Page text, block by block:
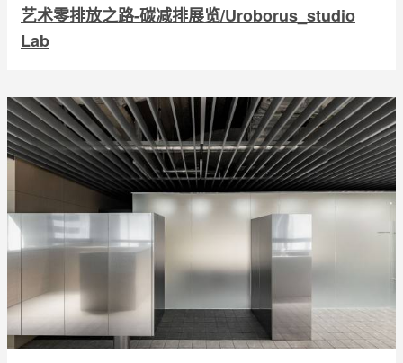
艺术零排放之路-碳减排展览/Uroborus_studio
Lab